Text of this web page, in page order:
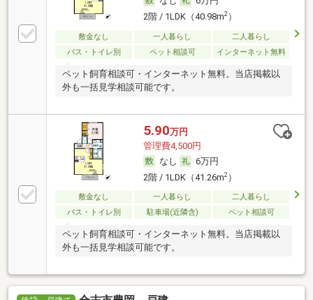
2階 / 1LDK（40.98m2）
敷金なし 一人暮らし
二人暮らし
バス・トイレ別
ペット相談可 インターネット無料
ペット飼育相談可・インターネット無料。当店掲載以
外も一括見学相談可能です。
5.90万円
管理費4,500円
なし
6万円
2階 / 1LDK（41.26m2）
敷金なし 一人暮らし
二人暮らし
バス・トイレ別
駐車場(近隣含) ペット相談可
ペット飼育相談可・インターネット無料。当店掲載以
外も一括見学相談可能です。